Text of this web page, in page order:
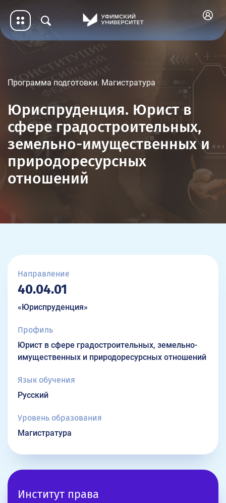
Программа подготовки. Магистратура
Юриспруденция. Юрист в
сфере градостроительных,
земельно-имущественных и
природоресурсных
отношений
Направление
40.04.01
«Юриспруденция»
Профиль
Юрист в сфере градостроительных, земельно-
имущественных и природоресурсных отношений
Язык обучения
Русский
Уровень образования
Магистратура
Институт права